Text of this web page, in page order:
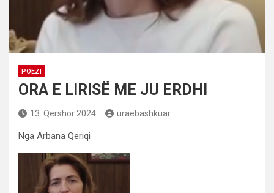
POEZI
ORA E LIRISË ME JU ERDHI
13. Qershor 2024 uraebashkuar
Nga Arbana Qeriqi